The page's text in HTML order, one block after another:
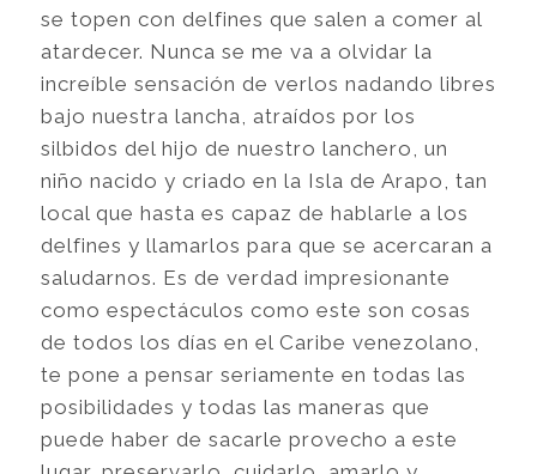
se topen con delfines que salen a comer al
atardecer. Nunca se me va a olvidar la
increíble sensación de verlos nadando libres
bajo nuestra lancha, atraídos por los
silbidos del hijo de nuestro lanchero, un
niño nacido y criado en la Isla de Arapo, tan
local que hasta es capaz de hablarle a los
delfines y llamarlos para que se acercaran a
saludarnos. Es de verdad impresionante
como espectáculos como este son cosas
de todos los días en el Caribe venezolano,
te pone a pensar seriamente en todas las
posibilidades y todas las maneras que
puede haber de sacarle provecho a este